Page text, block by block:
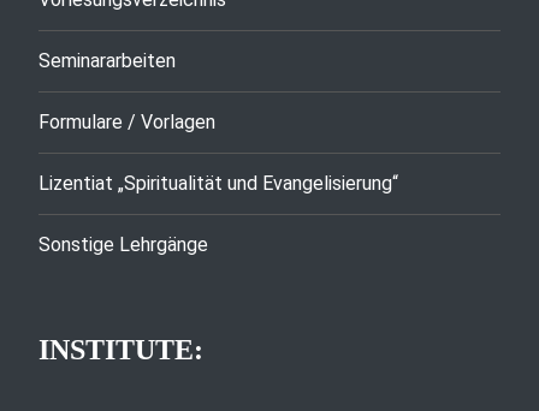
Seminararbeiten
Formulare / Vorlagen
Lizentiat „Spiritualität und Evangelisierung“
Sonstige Lehrgänge
INSTITUTE: